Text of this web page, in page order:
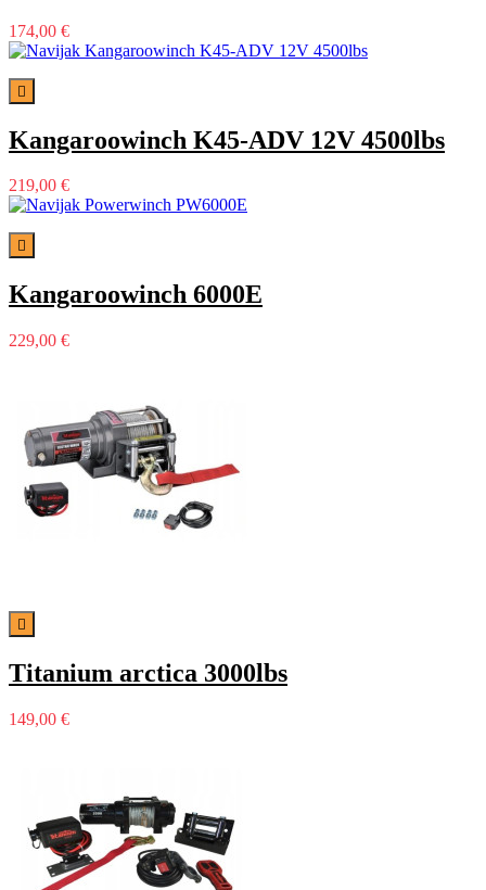
174,00 €

Kangaroowinch K45-ADV 12V 4500lbs
219,00 €

Kangaroowinch 6000E
229,00 €

Titanium arctica 3000lbs
149,00 €